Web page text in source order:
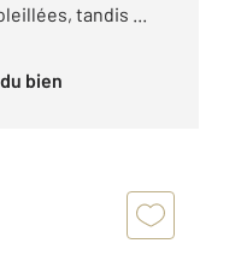
tandis ...
bien